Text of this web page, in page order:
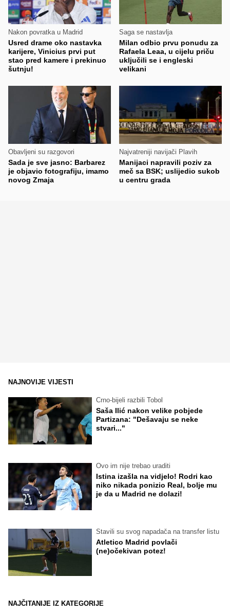
Nakon povratka u Madrid
Usred drame oko nastavka
karijere, Vinicius prvi put
stao pred kamere i prekinuo
šutnju!
Saga se nastavlja
Milan odbio prvu ponudu za
Rafaela Leaa, u cijelu priču
uključili se i engleski
velikani
Obavljeni su razgovori
Sada je sve jasno: Barbarez
je objavio fotografiju, imamo
novog Zmaja
Najvatreniji navijači Plavih
Manijaci napravili poziv za
meč sa BSK; uslijedio sukob
u centru grada
NAJNOVIJE VIJESTI
Crno-bijeli razbili Tobol
Saša Ilić nakon velike pobjede
Partizana: "Dešavaju se neke
stvari..."
Ovo im nije trebao uraditi
Istina izašla na vidjelo! Rodri kao
niko nikada ponizio Real, bolje mu
je da u Madrid ne dolazi!
Stavili su svog napadača na transfer listu
Atletico Madrid povlači
(ne)očekivan potez!
NAJČITANIJE IZ KATEGORIJE